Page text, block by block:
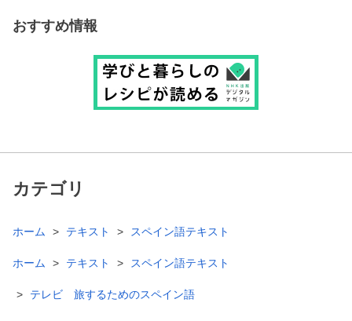
おすすめ情報
カテゴリ
ホーム テキスト スペイン語テキスト
ホーム テキスト スペイン語テキスト
テレビ 旅するためのスペイン語